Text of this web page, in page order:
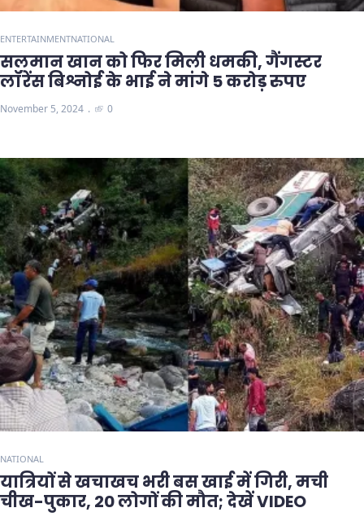
ENTERTAINMENTNATIONAL
सलमान खान को फिर मिली धमकी, गैंगस्टर
लॉरेंस बिश्नोई के भाई ने मांगे 5 करोड़ रुपए
November 5, 2024 0
NATIONAL
यात्रियों से खचाखच भरी बस खाई में गिरी, मची
चीख-पुकार, 20 लोगों की मौत; देखें VIDEO